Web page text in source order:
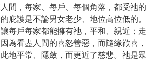
間，每家、每戶、每個角落，都受祂的
庇護是不論男女老少、地位高位低的。
每戶每家都能擁有祂，平和、親近；走
為看盡人間的喜怒善惡，而隨緣歡喜，
地平常、隱斂，而更近了慈悲。祂是眾